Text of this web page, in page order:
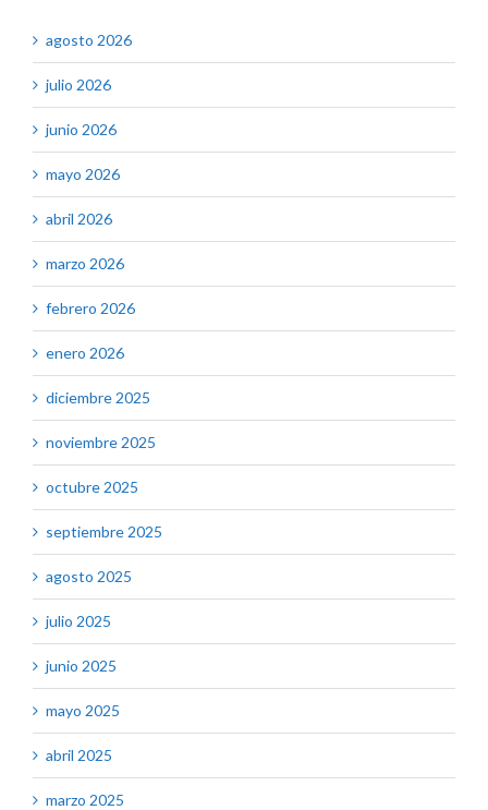
agosto 2026
julio 2026
junio 2026
mayo 2026
abril 2026
marzo 2026
febrero 2026
enero 2026
diciembre 2025
noviembre 2025
octubre 2025
septiembre 2025
agosto 2025
julio 2025
junio 2025
mayo 2025
abril 2025
marzo 2025